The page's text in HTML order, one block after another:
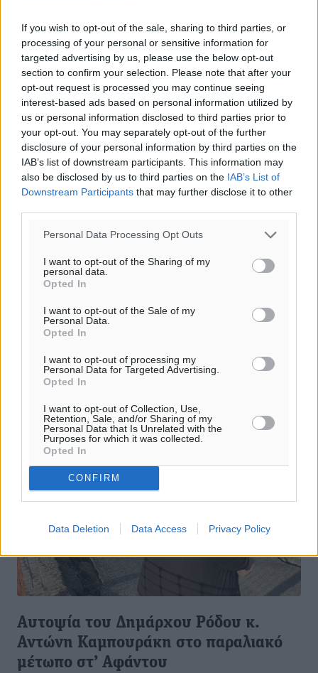
If you wish to opt-out of the sale, sharing to third parties, or
processing of your personal or sensitive information for
targeted advertising by us, please use the below opt-out
section to confirm your selection. Please note that after your
opt-out request is processed you may continue seeing
interest-based ads based on personal information utilized by
us or personal information disclosed to third parties prior to
your opt-out. You may separately opt-out of the further
disclosure of your personal information by third parties on the
IAB’s list of downstream participants. This information may
also be disclosed by us to third parties on the IAB’s List of
Downstream Participants that may further disclose it to other
Personal Data Processing Opt Outs
I want to opt-out of the Sharing of my
personal data.
Opted In
I want to opt-out of the Sale of my
Personal Data.
Opted In
I want to opt-out of processing my
Personal Data for Targeted Advertising.
Opted In
I want to opt-out of Collection, Use,
Retention, Sale, and/or Sharing of my
Personal Data that Is Unrelated with the
Purposes for which it was collected.
Opted In
CONFIRM
Data Deletion Data Access Privacy Policy
Υπουργικό Συμβούλιο: Δεν πληρώνουν
ενοίκιο Γενάρη – Φλεβάρη οι κλειστές
επιχειρήσεις – Τι αποφασίστηκε
Μέτρα στήριξης ανάμεσα στα οποία περιλαμβάνεται
και η μη καταβολή ενοικίου για τους μήνες Ιανουάριο –
Φεβρουάριο στις επιχειρήσεις που ήταν κλειστές με
κρατική εντολή, ...
Αυτοψία του Δημάρχου Ρόδου κ.
Αντώνη Καμπουράκη στο παραλιακό
μέτωπο στ’ Αφάντου